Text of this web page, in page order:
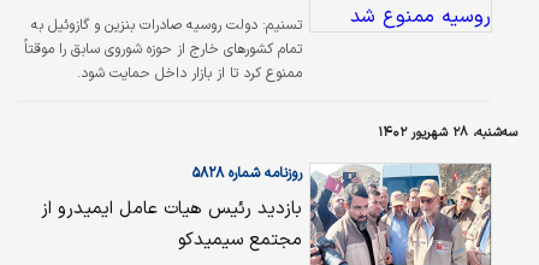
نهایی‌کردن زمینه‌‌‌‌‌‌‌‌های همکاری‌های مشترک و بررسی…
تسنیم: دولت روسیه صادرات بنزین و گازوئیل به
تمام کشورهای خارج از حوزه شوروی سابق را موقتاً
ممنوع کرد تا از بازار داخل حمایت شود.
سه‌شنبه، ۲۸ شهریور ۱۴۰۲
روزنامه شماره ۵۸۲۸
بازدید رئیس هیات عامل ایمیدرو از
مجتمع سیمیدکو